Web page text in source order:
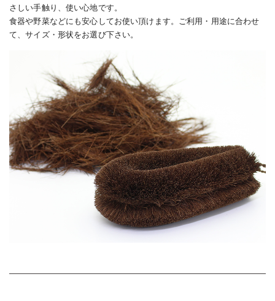
さしい手触り、使い心地です。
食器や野菜などにも安心してお使い頂けます。ご利用・用途に合わせ
て、サイズ・形状をお選び下さい。